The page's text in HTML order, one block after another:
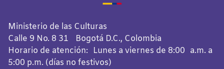
Ministerio de las Culturas
Calle 9 No. 8 31 Bogotá D.C., Colombia
Horario de atención: Lunes a viernes de 8:00 a.m. a
5:00 p.m. (días no festivos)